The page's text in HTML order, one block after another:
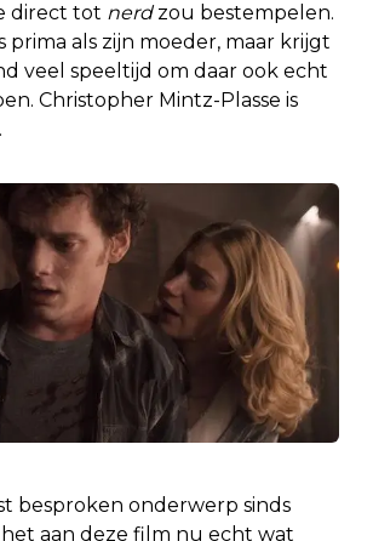
direct tot nerdzou bestempelen.
prima als zijn moeder, maar krijgt
veel speeltijd om daar ook echt
Christopher Mintz-Plasse is
besproken onderwerp sinds
aan deze film nu echt wat